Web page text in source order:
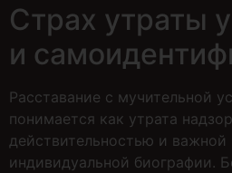
Страх утраты
и
Расставание с мучительной
понимается как утрата
действительностью и важной
индивидуальной биографии.